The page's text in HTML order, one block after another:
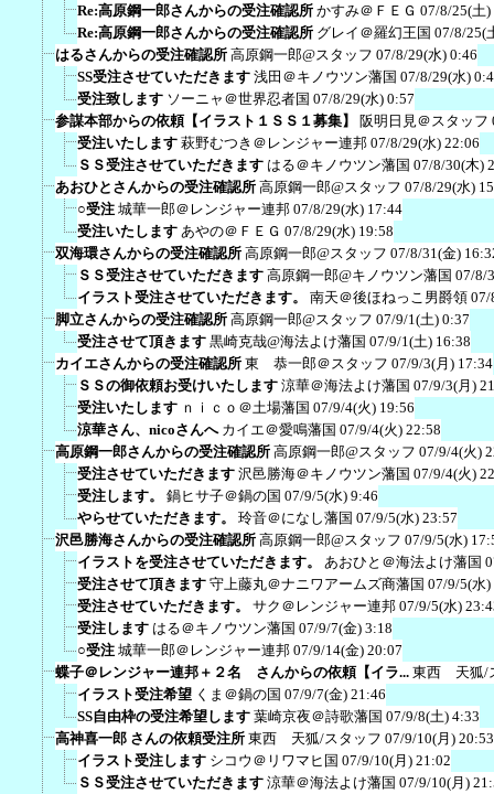
Re:高原鋼一郎さんからの受注確認所 かすみ＠ＦＥＧ 07/8/25(土)
Re:高原鋼一郎さんからの受注確認所 グレイ＠羅幻王国 07/8/25(
はるさんからの受注確認所 高原鋼一郎@スタッフ 07/8/29(水) 0:46
SS受注させていただきます 浅田＠キノウツン藩国 07/8/29(水)
受注致します ソーニャ＠世界忍者国 07/8/29(水) 0:57
参謀本部からの依頼【イラスト１ＳＳ１募集】
阪明日見＠スタッフ
受注いたします 萩野むつき＠レンジャー連邦 07/8/29(水) 22:06
ＳＳ受注させていただきます はる＠キノウツン藩国 07/8/30(木)
あおひとさんからの受注確認所 高原鋼一郎@スタッフ 07/8/29(水)
○受注 城華一郎＠レンジャー連邦 07/8/29(水) 17:44
受注いたします あやの＠ＦＥＧ 07/8/29(水) 19:58
双海環さんからの受注確認所 高原鋼一郎@スタッフ 07/8/31(金)
ＳＳ受注させていただきます 高原鋼一郎@キノウツン藩国 07/8/
イラスト受注させていただきます。
南天＠後ほねっこ男爵領 07/
脚立さんからの受注確認所 高原鋼一郎@スタッフ 07/9/1(土) 0:37
受注させて頂きます 黒崎克哉@海法よけ藩国 07/9/1(土) 16:38
カイエさんからの受注確認所 東 恭一郎＠スタッフ 07/9/3(月) 17:34
ＳＳの御依頼お受けいたします 涼華＠海法よけ藩国 07/9/3(月)
受注いたします ｎｉｃｏ＠土場藩国 07/9/4(火) 19:56
涼華さん、nicoさんへ カイエ＠愛鳴藩国 07/9/4(火) 22:58
高原鋼一郎さんからの受注確認所 高原鋼一郎@スタッフ 07/9/4(火)
受注させていただきます 沢邑勝海＠キノウツン藩国 07/9/4(火)
受注します。
鍋ヒサ子＠鍋の国 07/9/5(水) 9:46
やらせていただきます。
玲音＠になし藩国 07/9/5(水) 23:57
沢邑勝海さんからの受注確認所 高原鋼一郎@スタッフ 07/9/5(水)
イラストを受注させていただきます。
あおひと＠海法よけ藩国
受注させて頂きます 守上藤丸＠ナニワアームズ商藩国 07/9/5(水)
受注させていただきます。
サク＠レンジャー連邦 07/9/5(水)
受注します はる＠キノウツン藩国 07/9/7(金) 3:18
○受注 城華一郎＠レンジャー連邦 07/9/14(金) 20:07
蝶子＠レンジャー連邦＋２名 さんからの依頼【イラ... 東西 天狐/
イラスト受注希望 くま＠鍋の国 07/9/7(金) 21:46
SS自由枠の受注希望します 葉崎京夜＠詩歌藩国 07/9/8(土) 4:33
高神喜一郎 さんの依頼受注所 東西 天狐/スタッフ 07/9/10(月) 20:53
イラスト受注します シコウ＠リワマヒ国 07/9/10(月) 21:02
ＳＳ受注させていただきます 涼華＠海法よけ藩国 07/9/10(月)